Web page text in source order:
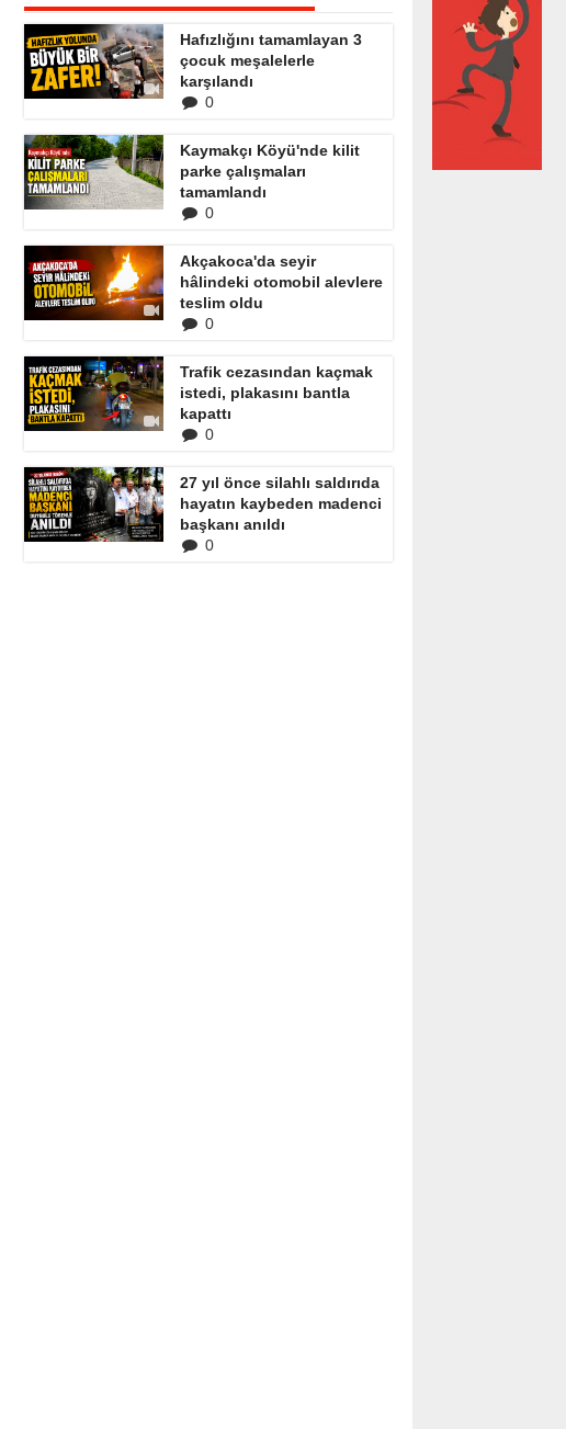
Hafızlığını tamamlayan 3
çocuk meşalelerle
karşılandı
0
Kaymakçı Köyü'nde kilit
parke çalışmaları
tamamlandı
0
Akçakoca'da seyir
hâlindeki otomobil alevlere
teslim oldu
0
Trafik cezasından kaçmak
istedi, plakasını bantla
kapattı
0
27 yıl önce silahlı saldırıda
hayatın kaybeden madenci
başkanı anıldı
0